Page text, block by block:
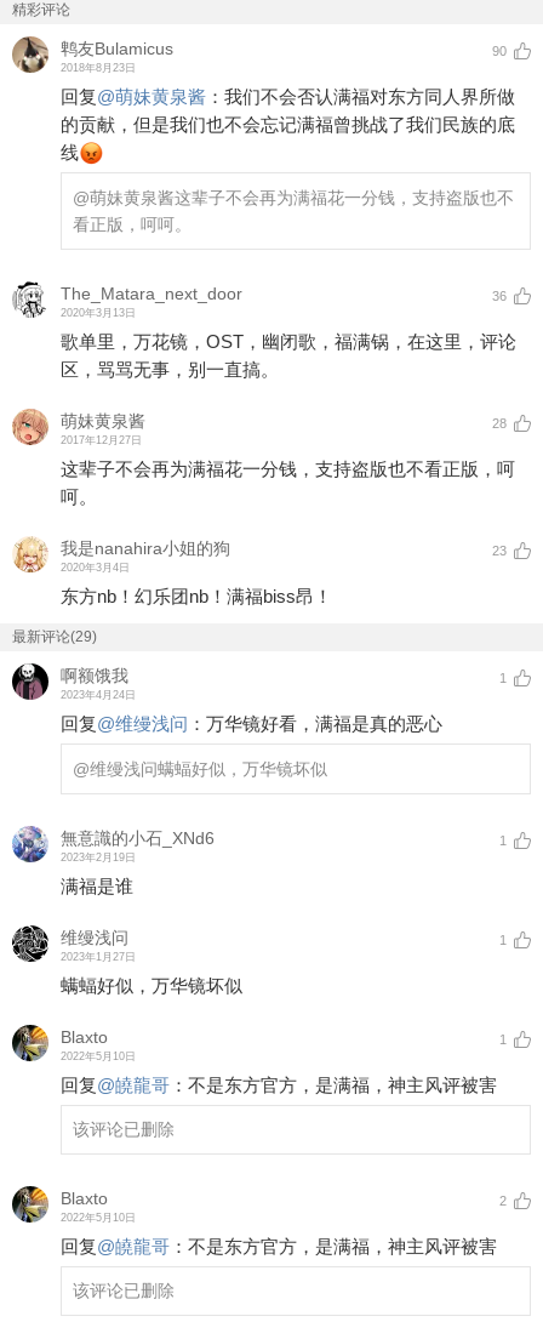
精彩评论
鹎友Bulamicus
2018年8月23日
90
回复@萌妹黄泉酱 ： 我们不会否认满福对东方同人界所做
的贡献，但是我们也不会忘记满福曾挑战了我们民族的底
线
@萌妹黄泉酱这辈子不会再为满福花一分钱，支持盗版也不
看正版，呵呵。
The_Matara_next_door
2020年3月13日
36
歌单里，万花镜，OST，幽闭歌，福满锅，在这里，评论
区，骂骂无事，别一直搞。
萌妹黄泉酱
2017年12月27日
28
这辈子不会再为满福花一分钱，支持盗版也不看正版，呵
呵。
我是nanahira小姐的狗
2020年3月4日
23
东方nb！幻乐团nb！满福biss昂！
最新评论(29)
啊额饿我
2023年4月24日
1
回复@维缦浅问 ： 万华镜好看，满福是真的恶心
@维缦浅问螨蝠好似，万华镜坏似
無意識的小石_XNd6
2023年2月19日
1
满福是谁
维缦浅问
2023年1月27日
1
螨蝠好似，万华镜坏似
Blaxto
2022年5月10日
1
回复@皢龍哥 ： 不是东方官方，是满福，神主风评被害
该评论已删除
Blaxto
2022年5月10日
2
回复@皢龍哥 ： 不是东方官方，是满福，神主风评被害
该评论已删除